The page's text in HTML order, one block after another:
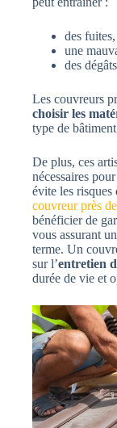
des fuites,
une
des
Les couvreurs
choisir les
type de
De plus, ces
nécessaires
évite les risques
couvreur près
bénéficier de
vous assurant
terme. Un
sur l’entretien
durée de vie et